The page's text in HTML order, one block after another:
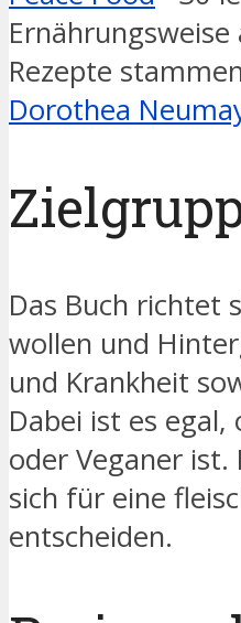
Rezepte
Dorothea
Das Buch richtet
wollen und
und Krankheit
Dabei ist es
oder Veganer ist.
sich für eine
entscheiden.